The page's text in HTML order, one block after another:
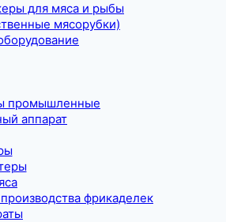
для мяса и рыбы
мясорубки)
промышленные
аппарат
фрикаделек